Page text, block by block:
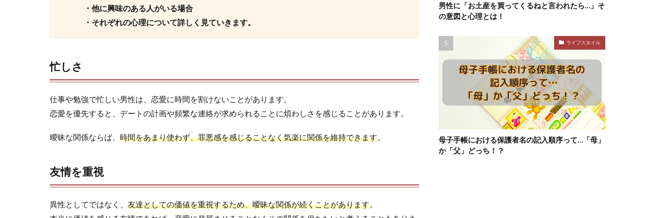
・他に興味のある人がいる場合
・それぞれの心理について詳しく見ていきます。
忙しさ
仕事や勉強で忙しい男性は、恋愛に時間を割けないことがあります。
恋愛を優先すると、デートの計画や頻繁な連絡が求められることに煩わしさを感じることがあります。
曖昧な関係ならば、 時間をあまり使わず、罪悪感を感じることなく気楽に関係を維持できます。
友情を重視
異性としてではなく、 友達としての価値を重視するため、曖昧な関係が続くことがあります。
男性に「お土産を買ってくるねと言われたら…」そ
の意図と心理とは！
ライフスタイル
母子手帳における保護者名の記入順序って…「母」
か「父」どっち！？